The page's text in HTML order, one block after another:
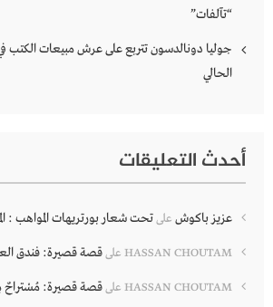
“تآلفات”
جوليا دونالدسون تتربع على عرش مبيعات الكتب
الحالي
أحدث التعليقات
عزيز باكوش علىتحت شعار بورتريهات المواهب :
HASSAN CHOUTAM علىقصة قصيرة: فندق
HASSAN CHOUTAM علىقصة قصيرة: مُسْتراحٌ